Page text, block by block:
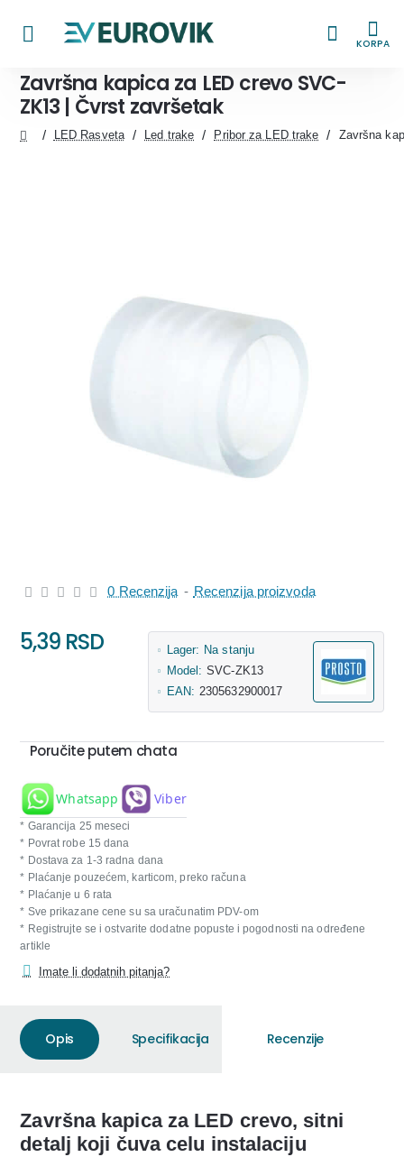
KORPA
Završna kapica za LED crevo SVC-
ZK13 | Čvrst završetak
LED Rasveta Led trake Pribor za LED trake Završna
0 Recenzija - Recenzija proizvoda
5,39 RSD Lager: Na stanju
Model: SVC-ZK13
EAN: 2305632900017
Poručite putem chata
Whatsapp Viber
* Garancija 25 meseci
* Povrat robe 15 dana
* Dostava za 1-3 radna dana
* Plaćanje pouzećem, karticom, preko računa
* Plaćanje u 6 rata
* Sve prikazane cene su sa uračunatim PDV-om
* Registrujte se i ostvarite dodatne popuste i pogodnosti na određene
artikle
Imate li dodatnih pitanja?
Opis Specifikacija Recenzije
Završna kapica za LED crevo, sitni
detalj koji čuva celu instalaciju